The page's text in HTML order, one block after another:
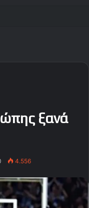
ξανά
4.556